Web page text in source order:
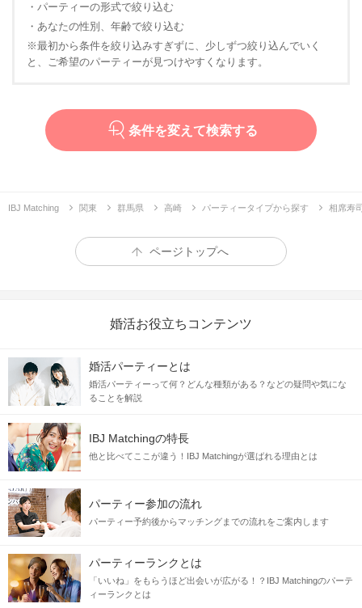
・パーティーの形式で絞り込む
・あなたの性別、年齢で絞り込む
※最初から条件を絞り込みすぎずに、少しずつ絞り込んでいく
と、ご希望のパーティーが見つけやすくなります。
条件を変えて検索する
IBJ Matching 関東 群馬県 高崎 パーティータイプから探す 相席寿
ページトップへ
婚活お役立ちコンテンツ
婚活パーティーとは
婚活パーティーって何？どんな種類がある？などの疑問や気にな
ることを解説
IBJ Matchingの特長
他と比べてここが違う！IBJ Matchingが選ばれる理由とは
パーティー参加の流れ
パーティー予約後からマッチングまでの流れをご案内します
パーティーランクとは
「いいね」をもらうほど出会いが広がる！？IBJ Matchingのパーテ
ィーランクとは